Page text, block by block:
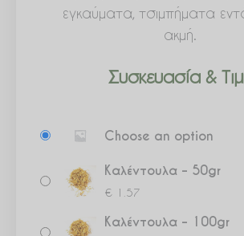
εγκαύματα, τσιμπήματα
ακμή.
Συσκευασία &
Choose an option
Καλέντουλα – 50gr
€ 1.57
Καλέντουλα – 100gr
ποσότητα